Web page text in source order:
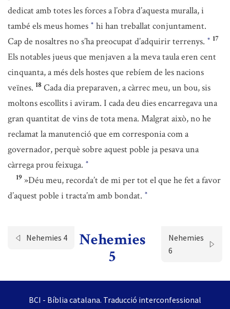
dedicat amb totes les forces a l’obra d’aquesta muralla, i
també els meus homes * hi han treballat conjuntament.
Cap de nosaltres no s’ha preocupat d’adquirir terrenys. * 17
Els notables jueus que menjaven a la meva taula eren cent
cinquanta, a més dels hostes que rebíem de les nacions
veïnes. 18 Cada dia preparaven, a càrrec meu, un bou, sis
moltons escollits i aviram. I cada deu dies encarregava una
gran quantitat de vins de tota mena. Malgrat això, no he
reclamat la manutenció que em corresponia com a
governador, perquè sobre aquest poble ja pesava una
càrrega prou feixuga. *
19 »Déu meu, recorda’t de mi per tot el que he fet a favor
d’aquest poble i tracta’m amb bondat. *
Nehemies 4
Nehemies
5
Nehemies
6
BCI - Bíblia catalana. Traducció interconfessional